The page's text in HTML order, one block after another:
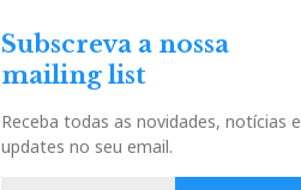
e
b
o
k
t
u
e
t
a
a
t
r
P
Subscreva a nossa
mailing list
Receba todas as novidades, notícias e
updates no seu email.